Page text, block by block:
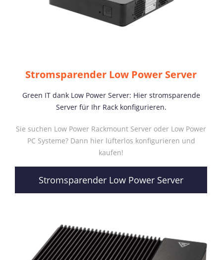
Stromsparender Low Power Server
Green IT dank Low Power Server: Hier stromsparende
Server für Ihr Rack konfigurieren.
Sie suchen Low Power Rackmount Server oder Low Power
PC Systeme? Dann hier lüfterlos konfigurieren und
kaufen!
Stromsparender Low Power Server